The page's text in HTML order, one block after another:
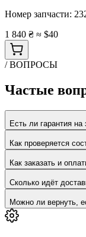
Номер запчасти:
1 840 ₴ ≈ $40
/ ВОПРОСЫ
Частые
Есть ли гарантия на
Как проверяется
Как заказать и
Сколько идёт
Можно ли вернуть,